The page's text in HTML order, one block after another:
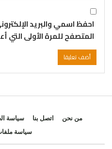
احفظ اسمي والبريد
المتصفح للمرة الأولى التي
من نحن اتصل بنا سياسة
سياسة